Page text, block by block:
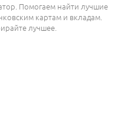
Помогаем найти лучшие
картам и вкладам.
лучшее.